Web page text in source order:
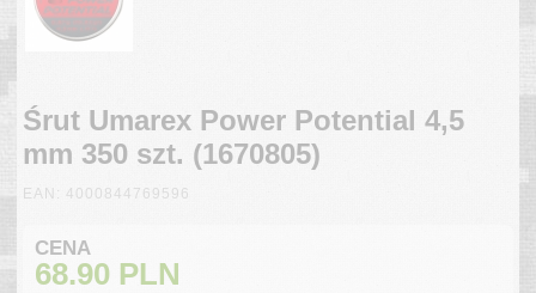
Śrut Umarex Power Potential 4,5
mm 350 szt. (1670805)
EAN: 4000844769596
CENA
68.90 PLN